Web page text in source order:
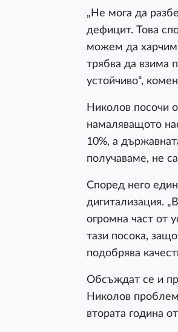
„Не мога да
дефицит. Това
можем да харчим
трябва да взима
устойчиво“,
Николов посочи
намаляващото
10%, а
получаваме, не
Според него
дигитализация.
огромна част от
тази посока,
подобрява
Обсъждат се и
Николов
втората година